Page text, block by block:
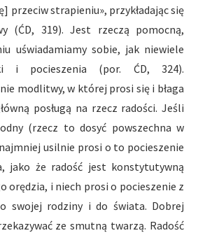
przeciw strapieniu», przykładając się
(ĆD, 319). Jest rzeczą pomocną,
uświadamiamy sobie, jak niewiele
i pocieszenia (por. ĆD, 324).
modlitwy, w której prosi się i błaga
posługą na rzecz radości. Jeśli
(rzecz to dosyć powszechna w
usilnie prosi o to pocieszenie
jako że radość jest konstytutywną
orędzia, i niech prosi o pocieszenie z
swojej rodziny i do świata. Dobrej
ze smutną twarzą. Radość